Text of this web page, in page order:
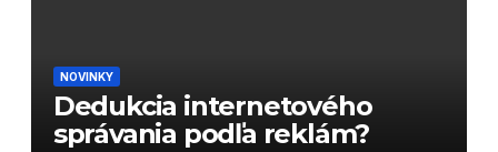
NOVINKY
Dedukcia internetového
správania podľa reklám?